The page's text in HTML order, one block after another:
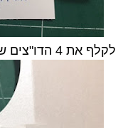
לקלף את 4 הדו"צים שמסומנים ב X